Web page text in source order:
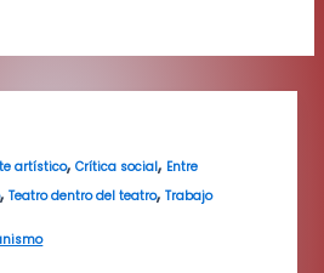
artístico,Crítica social, Entre
,Teatro dentro del teatro,Trabajo